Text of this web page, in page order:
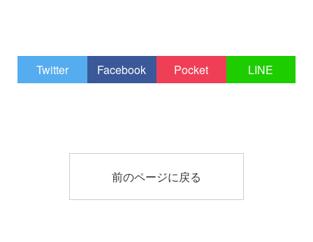
Twitter Facebook Pocket LINE
前のページに戻る